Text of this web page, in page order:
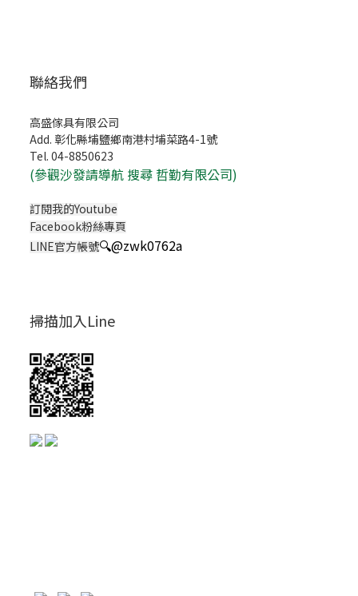
聯絡我們
高盛傢具有限公司
Add. 彰化縣埔鹽鄉南港村埔菜路4-1號
Tel. 04-8850623
(參觀沙發請導航 搜尋 哲勤有限公司)
訂閱我的Youtube
Facebook粉絲專頁
LINE官方帳號🔍@zwk0762a
掃描加入Line